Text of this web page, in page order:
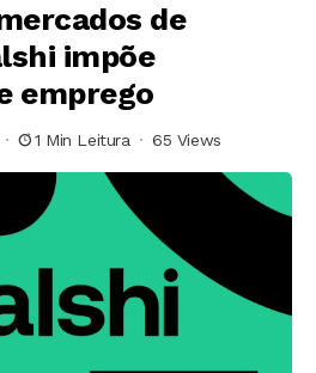
de
impõe
emprego
1 Min Leitura 65 Views